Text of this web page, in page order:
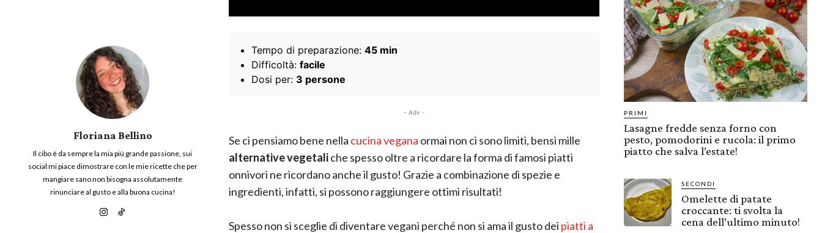
Floriana Bellino
Il cibo è da sempre la mia più grande passione, sui
social mi piace dimostrare con le mie ricette che per
mangiare sano non bisogna assolutamente
rinunciare al gusto e alla buona cucina!
Tempo di preparazione: 45 min
Difficoltà: facile
Dosi per: 3 persone
- Adv -
Se ci pensiamo bene nella cucina vegana ormai non ci sono limiti, bensì mille
alternative vegetaliche spesso oltre a ricordare la forma di famosi piatti
onnivori ne ricordano anche il gusto! Grazie a combinazione di spezie e
ingredienti, infatti, si possono raggiungere ottimi risultati!
Spesso non si sceglie di diventare vegani perché non si ama il gusto dei piatti a
PRIMI
Lasagne fredde senza forno con
pesto, pomodorini e rucola: il primo
piatto che salva l’estate!
SECONDI
Omelette di patate
croccante: ti svolta la
cena dell’ultimo minuto!